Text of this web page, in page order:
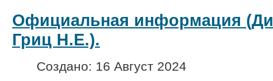
Официальная информация
Гриц Н.Е.).
Создано: 16 Август 2024